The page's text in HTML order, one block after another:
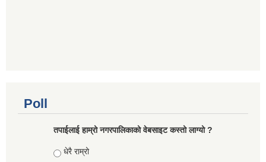
Poll
तपाईलाई हाम्रो नगरपालिकाको वेबसाइट कस्तो लाग्यो ?
Choices
धेरै राम्रो